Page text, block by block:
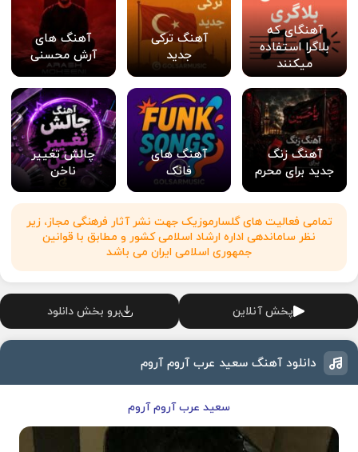
آهنگای که
بلاگرا استفاده
میکنند
آهنگ ترکی
جدید
آهنگ های
آرش محسنی
آهنگ زنگ
جدید برای محرم
آهنگ های
فانک
چالش تغییر
ناخن
تمامی فعالیت های گلسارموزیک جهت نشر آثار فرهنگی مجاز، زیر
نظر ساماندهی اداره ارشاد اسلامی کشور و مطابق با قوانین
جمهوری اسلامی ایران می باشد
پخش آنلاین برو بخش دانلود
دانلود آهنگ سعید عرب آروم آروم
سعید عرب آروم آروم